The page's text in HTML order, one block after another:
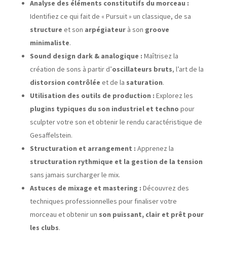
Analyse des éléments constitutifs du morceau :
Identifiez ce qui fait de « Pursuit » un classique, de sa
structure et son arpégiateurà son groove
minimaliste.
Sound design dark & analogique : Maîtrisez la
création de sons à partir d’oscillateurs bruts, l’art de la
distorsion contrôlée et de la saturation.
Utilisation des outils de production : Explorez les
plugins typiques du son industriel et techno pour
sculpter votre son et obtenir le rendu caractéristique de
Gesaffelstein.
Structuration et arrangement : Apprenez la
structuration rythmique et la gestion de la tension
sans jamais surcharger le mix.
Astuces de mixage et mastering : Découvrez des
techniques professionnelles pour finaliser votre
morceau et obtenir un son puissant, clair et prêt pour
les clubs.